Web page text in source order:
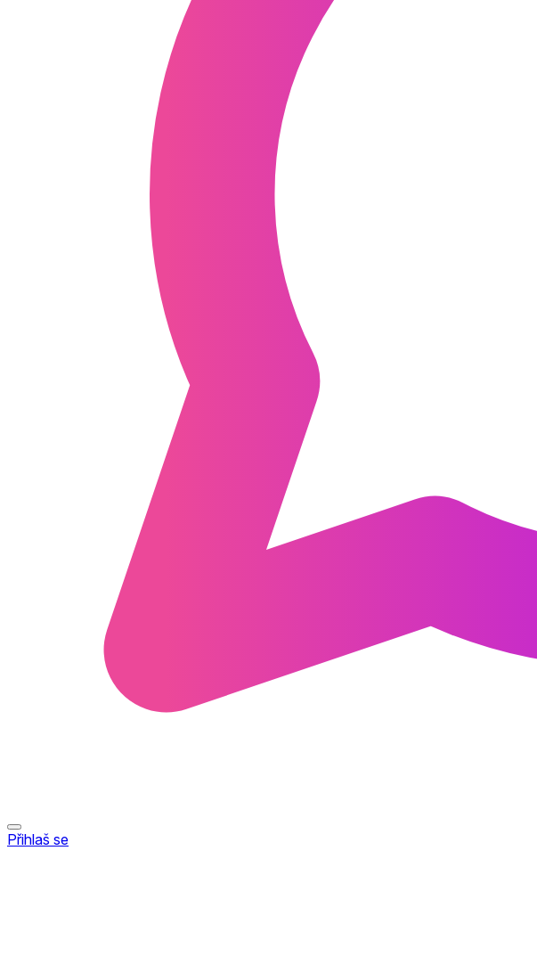
Přihlaš se